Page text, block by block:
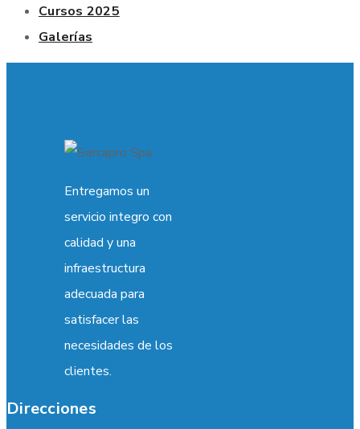
Cursos 2025
Galerías
Entregamos un
servicio integro con
calidad y una
infraestructura
adecuada para
satisfacer las
necesidades de los
clientes.
Direcciones